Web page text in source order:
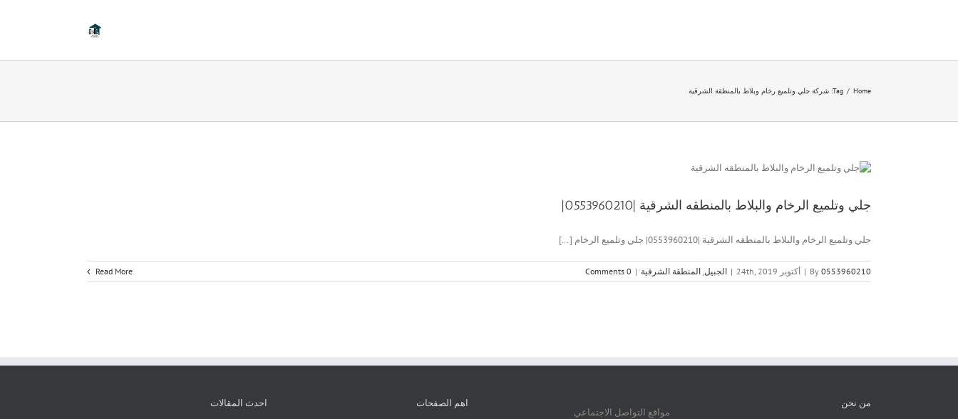
Home
/
Tag: شركة جلي وتلميع رخام وبلاط بالمنظقة الشرقية
جلي وتلميع الرخام والبلاط بالمنطقه الشرقية |0553960210|
جلي وتلميع الرخام والبلاط بالمنطقه الشرقية |0553960210| جلي وتلميع الرخام [...]
By 0553960210
| أكتوبر 24th, 2019 | الجبيل المنطقة الشرقية |
0 Comments
Read More
من نحن
مواقع التواصل الاجتماعي
اهم الصفحات احدث المقالات